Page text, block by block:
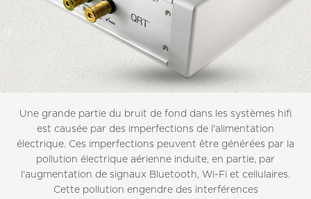
Une grande partie du bruit de fond dans les systèmes hifi
est causée par des imperfections de l'alimentation
électrique. Ces imperfections peuvent être générées par la
pollution électrique aérienne induite, en partie, par
l'augmentation de signaux Bluetooth, Wi-Fi et cellulaires.
Cette pollution engendre des interférences